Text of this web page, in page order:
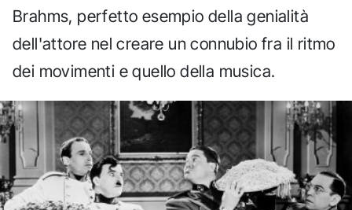
Brahms, perfetto esempio della genialità
dell'attore nel creare un connubio fra il ritmo
dei movimenti e quello della musica.